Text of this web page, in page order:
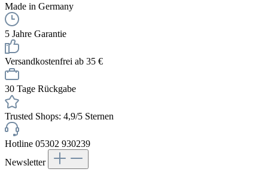
Made in Germany
5 Jahre Garantie
Versandkostenfrei ab 35 €
30 Tage Rückgabe
Trusted Shops: 4,9/5 Sternen
Hotline 05302 930239
Newsletter